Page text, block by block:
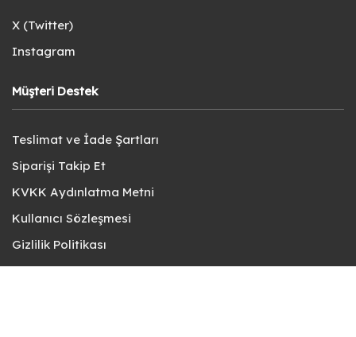
X (Twitter)
Instagram
Müşteri Destek
Teslimat ve İade Şartları
Siparişi Takip Et
KVKK Aydınlatma Metni
Kullanıcı Sözleşmesi
Gizlilik Politikası
Sık Sorulan Sorular